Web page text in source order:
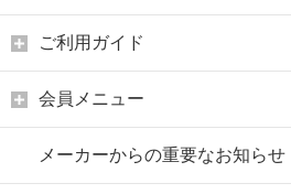
ご利用ガイド
会員メニュー
メーカーからの重要なお知らせ